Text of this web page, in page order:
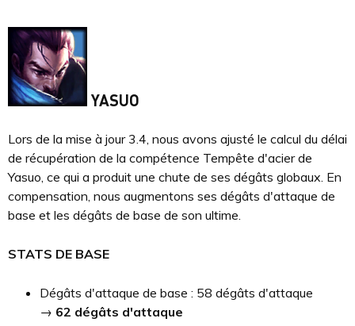
YASUO
Lors de la mise à jour 3.4, nous avons ajusté le calcul du délai
de récupération de la compétence Tempête d'acier de
Yasuo, ce qui a produit une chute de ses dégâts globaux. En
compensation, nous augmentons ses dégâts d'attaque de
base et les dégâts de base de son ultime.
STATS DE BASE
Dégâts d'attaque de base : 58 dégâts d'attaque
→ 62 dégâts d'attaque